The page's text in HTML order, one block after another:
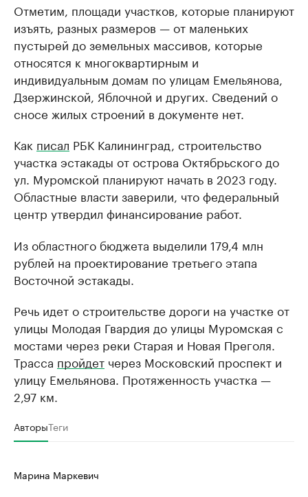
Отметим, площади участков, которые планируют
изъять, разных размеров — от маленьких
пустырей до земельных массивов, которые
относятся к многоквартирным и
индивидуальным домам по улицам Емельянова,
Дзержинской, Яблочной и других. Сведений о
сносе жилых строений в документе нет.
Как писал РБК Калининград, строительство
участка эстакады от острова Октябрьского до
ул. Муромской планируют начать в 2023 году.
Областные власти заверили, что федеральный
центр утвердил финансирование работ.
Из областного бюджета выделили 179,4 млн
рублей на проектирование третьего этапа
Восточной эстакады.
Речь идет о строительстве дороги на участке от
улицы Молодая Гвардия до улицы Муромская с
мостами через реки Старая и Новая Преголя.
Трасса пройдет через Московский проспект и
улицу Емельянова. Протяженность участка —
2,97 км.
АвторыТеги
Марина Маркевич